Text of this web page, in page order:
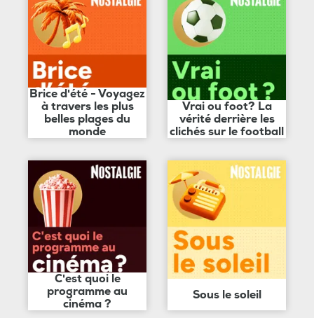
Brice d'été - Voyagez
à travers les plus
belles plages du
monde
Vrai ou foot? La
vérité derrière les
clichés sur le football
C'est quoi le
programme au
cinéma ?
Sous le soleil